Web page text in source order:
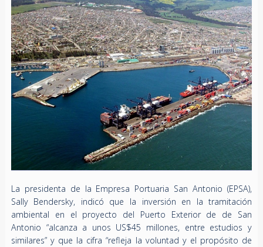
La presidenta de la Empresa Portuaria San Antonio (EPSA),
Sally Bendersky, indicó que la inversión en la tramitación
ambiental en el proyecto del Puerto Exterior de de San
Antonio “alcanza a unos US$45 millones, entre estudios y
similares” y que la cifra “refleja la voluntad y el propósito de